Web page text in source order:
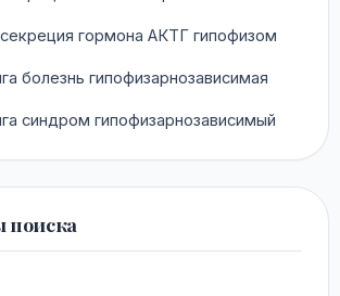
гормона АКТГ гипофизом
болезнь гипофизарнозависимая
синдром гипофизарнозависимый
поиска